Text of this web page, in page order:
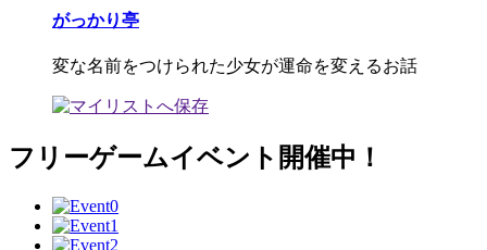
がっかり亭
変な名前をつけられた少女が運命を変えるお話
フリーゲームイベント開催中！